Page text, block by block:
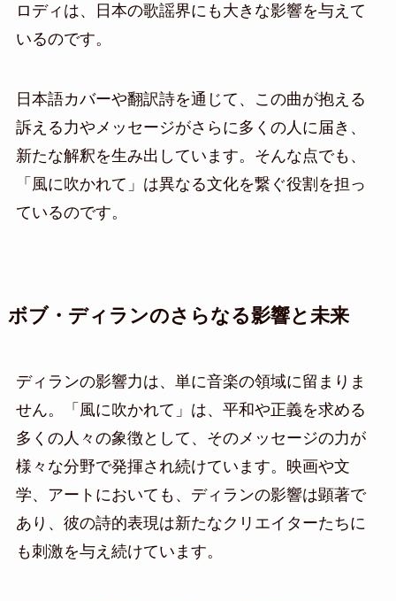
ロディは、日本の歌謡界にも大きな影響を与えて
いるのです。
日本語カバーや翻訳詩を通じて、この曲が抱える
訴える力やメッセージがさらに多くの人に届き、
新たな解釈を生み出しています。そんな点でも、
「風に吹かれて」は異なる文化を繋ぐ役割を担っ
ているのです。
ボブ・ディランのさらなる影響と未来
ディランの影響力は、単に音楽の領域に留まりま
せん。「風に吹かれて」は、平和や正義を求める
多くの人々の象徴として、そのメッセージの力が
様々な分野で発揮され続けています。映画や文
学、アートにおいても、ディランの影響は顕著で
あり、彼の詩的表現は新たなクリエイターたちに
も刺激を与え続けています。